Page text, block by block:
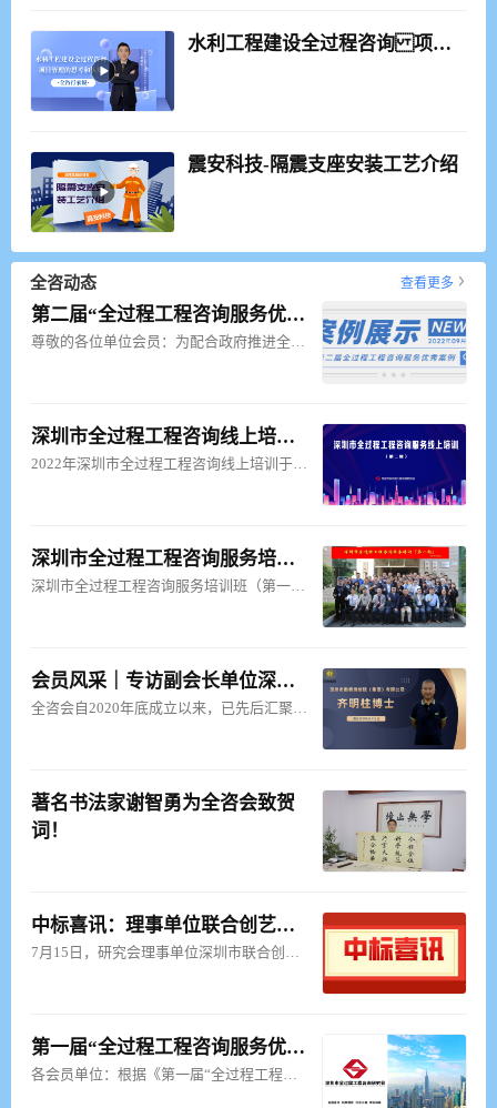
水利工程建设全过程咨询 项目管理的思考和认知（课程概况）
震安科技-隔震支座安装工艺介绍
全咨动态 查看更多
第二届“全过程工程咨询服务优秀案例”咨询案例现已展示
尊敬的各位单位会员：为配合政府推进全过程工程咨询试点工作，助力全过程工程咨询的开展，积极分享和宣传全
深圳市全过程工程咨询线上培训（第二期）学员名单
2022年深圳市全过程工程咨询线上培训于7月8日正式上线，本次线上培训邀请到同济大学杨卫东
深圳市全过程工程咨询服务培训班（第一期）学员名单公示
深圳市全过程工程咨询服务培训班（第一期）于2021年12月12日在深圳市青年学院顺利举办。现对外公示
会员风采｜专访副会长单位深勘集团技术总监齐明柱博士
全咨会自2020年底成立以来，已先后汇聚深圳多家知名单位。为加强全咨会与各会员单位的沟通与联系，加强
著名书法家谢智勇为全咨会致贺
词！
中标喜讯：理事单位联合创艺中标“龙华区实验学校小学部设计采购施工总承包”项目
7月15日，研究会理事单位深圳市联合创艺建筑设计有限公司（以下简称“联合创艺”）成功中标“龙华区实验
第一届“全过程工程咨询服务优秀案例” 评选结果公布
各会员单位：根据《第一届“全过程工程咨询服务优秀案例”评选通知》精神，深圳市全过程工程咨询研究会于2